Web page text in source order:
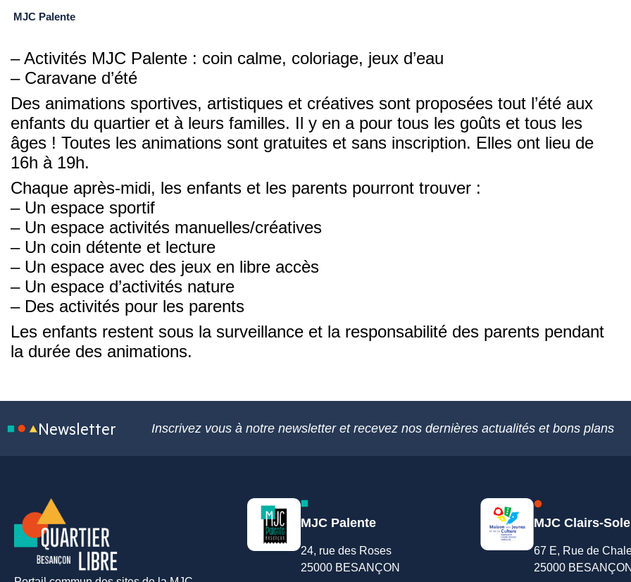
MJC Palente
– Activités MJC Palente : coin calme, coloriage, jeux d’eau
– Caravane d’été
Des animations sportives, artistiques et créatives sont proposées tout l’été aux
enfants du quartier et à leurs familles. Il y en a pour tous les goûts et tous les
âges ! Toutes les animations sont gratuites et sans inscription. Elles ont lieu de
16h à 19h.
Chaque après-midi, les enfants et les parents pourront trouver :
– Un espace sportif
– Un espace activités manuelles/créatives
– Un coin détente et lecture
– Un espace avec des jeux en libre accès
– Un espace d’activités nature
– Des activités pour les parents
Les enfants restent sous la surveillance et la responsabilité des parents pendant
la durée des animations.
Newsletter Inscrivez vous à notre newsletter et recevez nos dernières actualités et bons plans
MJC Palente
24, rue des Roses
25000 BESANÇON
MJC Clairs-
67 E, Rue de
25000 BESANÇON